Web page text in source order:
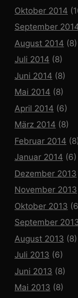
Oktober 2014
September
August 2014 (8)
Juli 2014 (8)
Juni 2014 (8)
Mai 2014 (8)
April 2014 (6)
März 2014 (8)
Februar 2014
Januar 2014 (6)
Dezember 2013
November 2013
Oktober 2013
September
August 2013 (8)
Juli 2013 (6)
Juni 2013 (8)
Mai 2013 (8)